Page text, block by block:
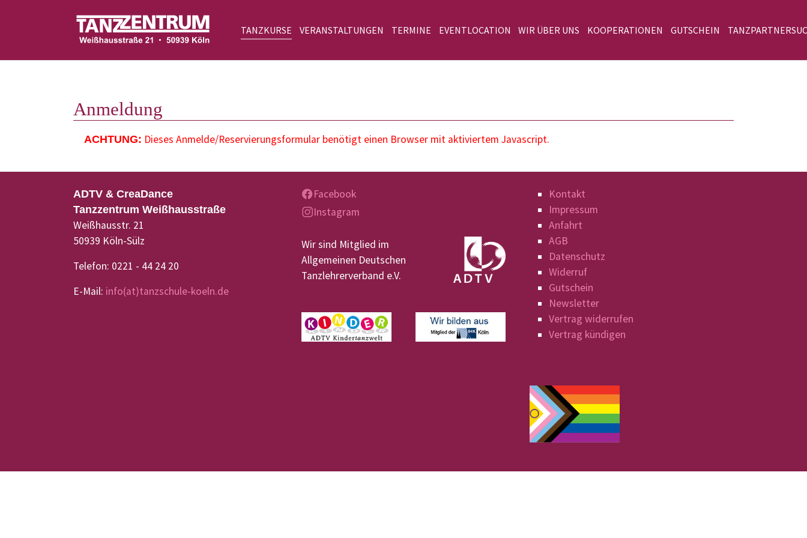
TANZKURSE VERANSTALTUNGEN TERMINE EVENTLOCATION WIR ÜBER UNS KOOPERATIONEN GUTSCHEIN
Anmeldung
ACHTUNG: Dieses Anmelde/Reservierungsformular benötigt einen Browser mit aktiviertem Javascript.
ADTV & CreaDance
Tanzzentrum Weißhausstraße
Weißhausstr. 21
50939 Köln-Sülz
Telefon: 0221 - 44 24 20
E-Mail: info(at)tanzschule-koeln.de
Facebook
Instagram
Wir sind Mitglied im
Allgemeinen Deutschen
Tanzlehrerverband e.V.
Kontakt
Impressum
Anfahrt
AGB
Datenschutz
Widerruf
Gutschein
Newsletter
Vertrag widerrufen
Vertrag kündigen